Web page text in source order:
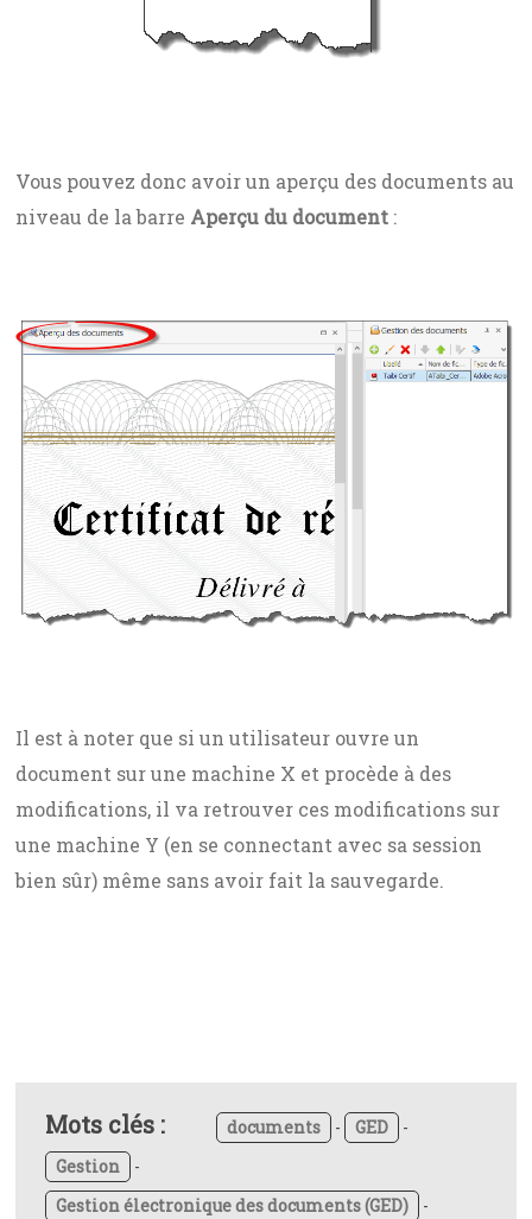
Vous pouvez donc avoir un aperçu des documents au
niveau de la barre Aperçu du document :
Il est à noter que si un utilisateur ouvre un
document sur une machine X et procède à des
modifications, il va retrouver ces modifications sur
une machine Y (en se connectant avec sa session
bien sûr) même sans avoir fait la sauvegarde.
Mots clés : documents - GED
-
Gestion
-
Gestion électronique des documents (GED)
-